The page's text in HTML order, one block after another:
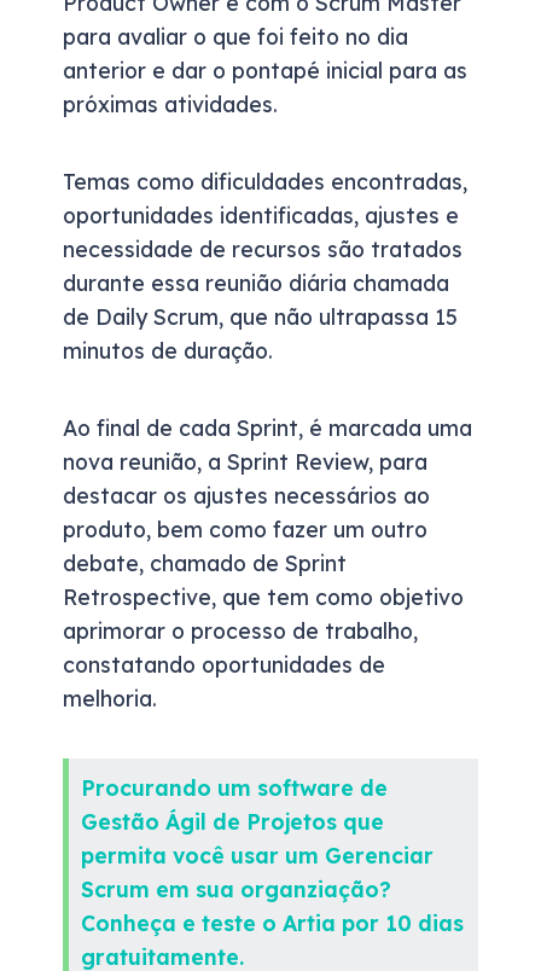
para avaliar o que foi feito no dia
anterior e dar o pontapé inicial para as
próximas atividades.
Temas como dificuldades encontradas,
oportunidades identificadas, ajustes e
necessidade de recursos são tratados
durante essa reunião diária chamada
de Daily Scrum, que não ultrapassa 15
minutos de duração.
Ao final de cada Sprint, é marcada uma
nova reunião, a Sprint Review, para
destacar os ajustes necessários ao
produto, bem como fazer um outro
debate, chamado de Sprint
Retrospective, que tem como objetivo
aprimorar o processo de trabalho,
constatando oportunidades de
melhoria.
Procurando um software de
Gestão Ágil de Projetos que
permita você usar um Gerenciar
Scrum em sua organziação?
Conheça e teste o Artia por 10 dias
gratuitamente.